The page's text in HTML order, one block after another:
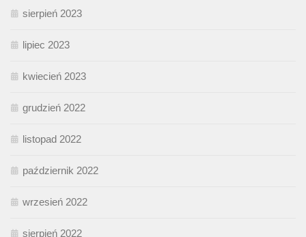
sierpień 2023
lipiec 2023
kwiecień 2023
grudzień 2022
listopad 2022
październik 2022
wrzesień 2022
sierpień 2022